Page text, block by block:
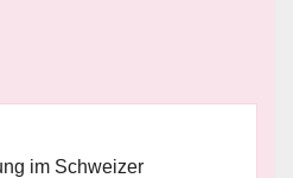
im Schweizer